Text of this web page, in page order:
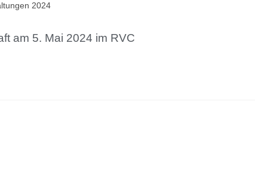
2024
am 5. Mai 2024 im RVC